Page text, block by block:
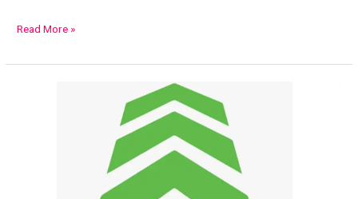
Aurélien
:
Read More »